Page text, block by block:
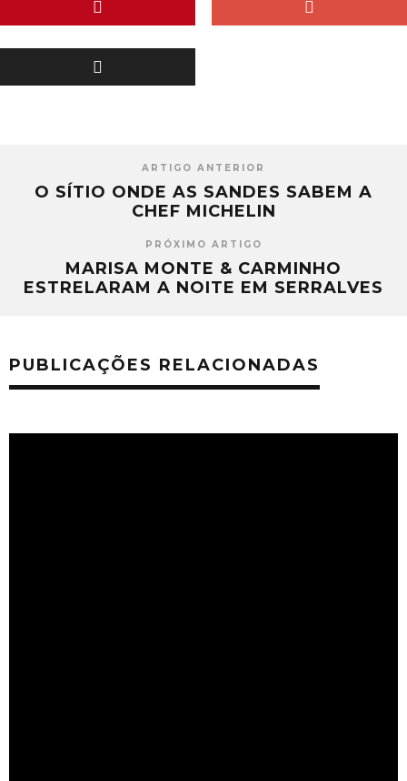
ARTIGO ANTERIOR
O SÍTIO ONDE AS SANDES SABEM A
CHEF MICHELIN
PRÓXIMO ARTIGO
MARISA MONTE & CARMINHO
ESTRELARAM A NOITE EM SERRALVES
PUBLICAÇÕES RELACIONADAS